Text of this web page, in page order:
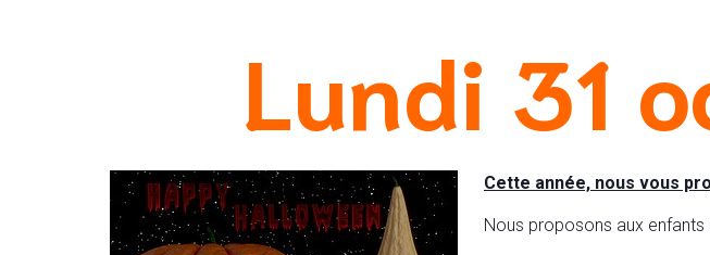
Lundi 31
Cette année, nous vous
Nous proposons aux